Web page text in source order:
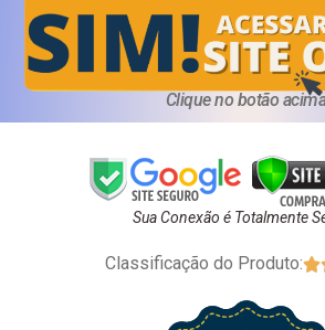
Clique no botão
Sua Conexão é Totalmente
Classificação do Produto: